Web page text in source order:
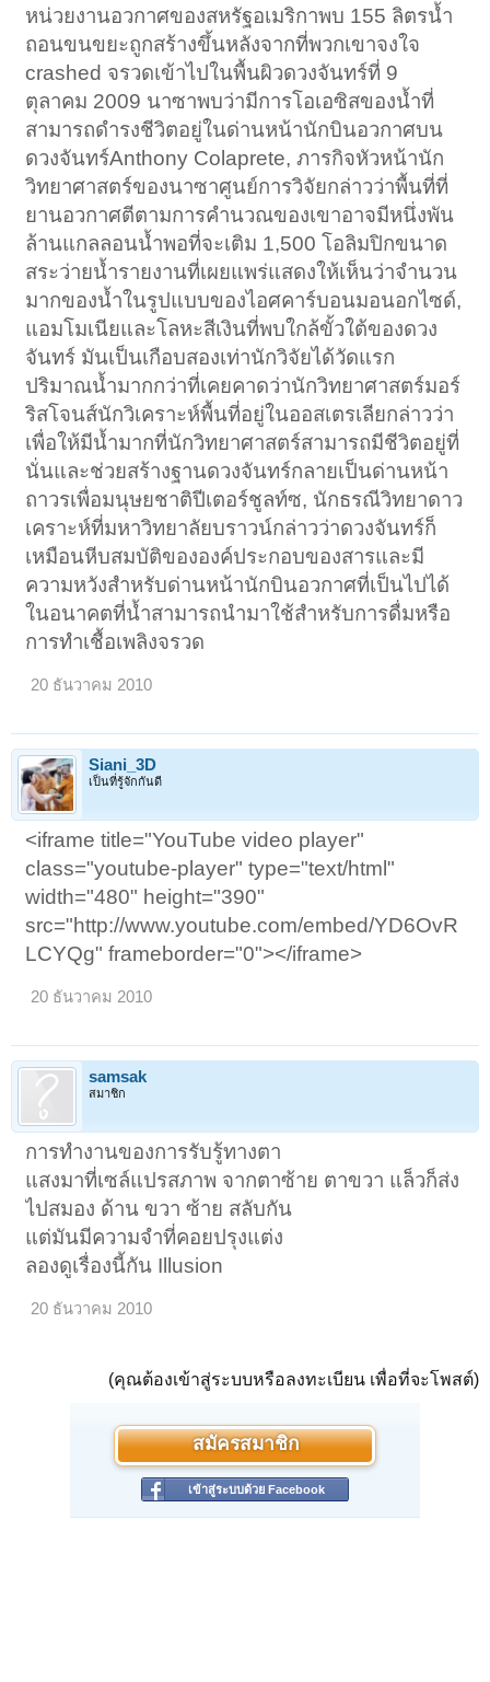
หน่วยงานอวกาศของสหรัฐอเมริกาพบ 155 ลิตรน้ำ
ถอนขนขยะถูกสร้างขึ้นหลังจากที่พวกเขาจงใจ
crashed จรวดเข้าไปในพื้นผิวดวงจันทร์ที่ 9
ตุลาคม 2009 นาซาพบว่ามีการโอเอซิสของน้ำที่
สามารถดำรงชีวิตอยู่ในด่านหน้านักบินอวกาศบน
ดวงจันทร์Anthony Colaprete, ภารกิจหัวหน้านัก
วิทยาศาสตร์ของนาซาศูนย์การวิจัยกล่าวว่าพื้นที่ที่
ยานอวกาศตีตามการคำนวณของเขาอาจมีหนึ่งพัน
ล้านแกลลอนน้ำพอที่จะเติม 1,500 โอลิมปิกขนาด
สระว่ายน้ำรายงานที่เผยแพร่แสดงให้เห็นว่าจำนวน
มากของน้ำในรูปแบบของไอศคาร์บอนมอนอกไซด์,
แอมโมเนียและโลหะสีเงินที่พบใกล้ขั้วใต้ของดวง
จันทร์ มันเป็นเกือบสองเท่านักวิจัยได้วัดแรก
ปริมาณน้ำมากกว่าที่เคยคาดว่านักวิทยาศาสตร์มอร์
ริสโจนส์นักวิเคราะห์พื้นที่อยู่ในออสเตรเลียกล่าวว่า
เพื่อให้มีน้ำมากที่นักวิทยาศาสตร์สามารถมีชีวิตอยู่ที่
นั่นและช่วยสร้างฐานดวงจันทร์กลายเป็นด่านหน้า
ถาวรเพื่อมนุษยชาติปีเตอร์ชูลท์ซ, นักธรณีวิทยาดาว
เคราะห์ที่มหาวิทยาลัยบราวน์กล่าวว่าดวงจันทร์ก็
เหมือนหีบสมบัติขององค์ประกอบของสารและมี
ความหวังสำหรับด่านหน้านักบินอวกาศที่เป็นไปได้
ในอนาคตที่น้ำสามารถนำมาใช้สำหรับการดื่มหรือ
การทำเชื้อเพลิงจรวด
20 ธันวาคม 2010
Siani_3D
เป็นที่รู้จักกันดี
<iframe title="YouTube video player"
class="youtube-player" type="text/html"
width="480" height="390"
src="http://www.youtube.com/embed/YD6OvR
LCYQg" frameborder="0"></iframe>
20 ธันวาคม 2010
samsak
สมาชิก
การทำงานของการรับรู้ทางตา
แสงมาที่เซล์แปรสภาพ จากตาซ้าย ตาขวา แล็วก็ส่ง
ไปสมอง ด้าน ขวา ซ้าย สลับกัน
แต่มันมีความจำที่คอยปรุงแต่ง
ลองดูเรื่องนี้กัน Illusion
20 ธันวาคม 2010
(คุณต้องเข้าสู่ระบบหรือลงทะเบียน เพื่อที่จะโพสต์)
สมัครสมาชิก
เข้าสู่ระบบด้วย Facebook